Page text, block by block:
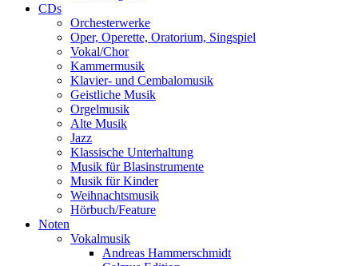
CDs
Orchesterwerke
Oper, Operette, Oratorium, Singspiel
Vokal/Chor
Kammermusik
Klavier- und Cembalomusik
Geistliche Musik
Orgelmusik
Alte Musik
Jazz
Klassische Unterhaltung
Musik für Blasinstrumente
Musik für Kinder
Weihnachtsmusik
Hörbuch/Feature
Noten
Vokalmusik
Andreas Hammerschmidt